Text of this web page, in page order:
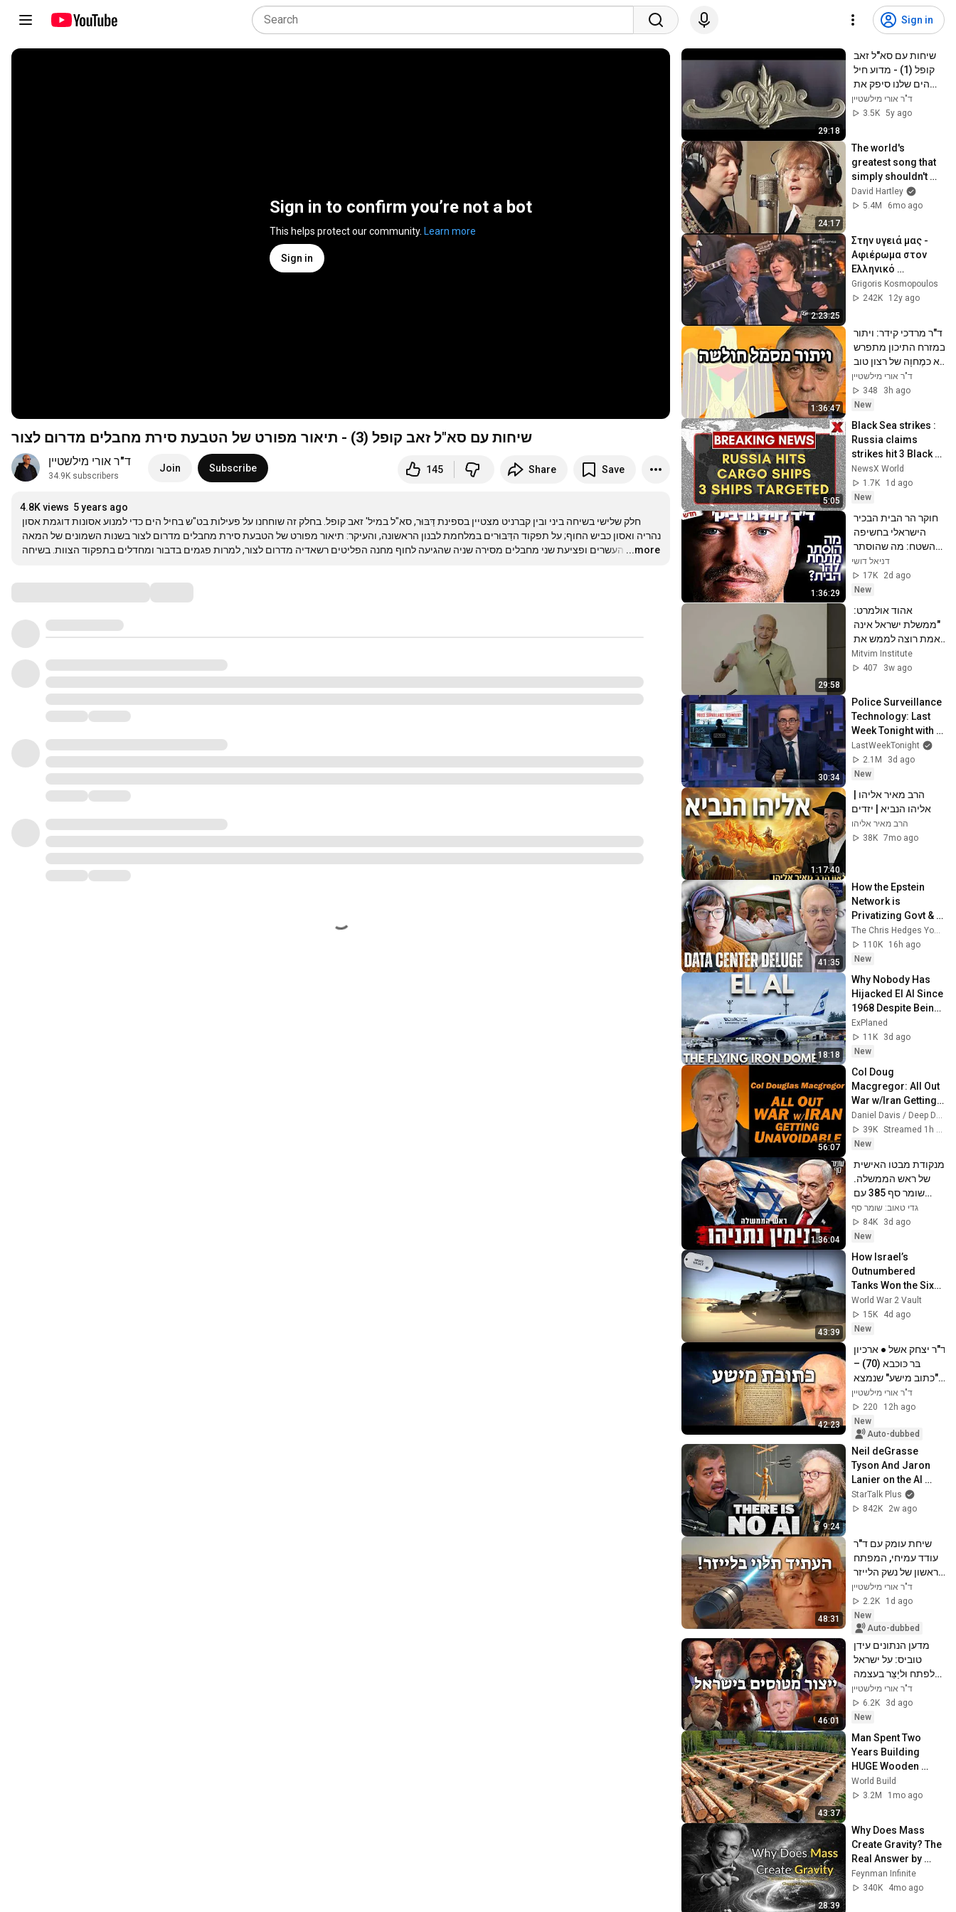
Sign in
Sign in to confirm you’re not a bot
This helps protect our community. Learn more
Sign in
שיחות עם סא"ל זאב קופל (3) - תיאור מפורט של הטבעת סירת מחבלים מדרום לצור
ד"ר אורי מילשטיין
34.9K subscribers
Join Subscribe 145 Share Save
4.8K views 5 years ago
העשרים ופציעת שני מחבלים מסירה שניה שהגיעה לחוף מחנה הפליטים רשאדיה מדרום לצור, למרות פגמים בדבור ומחדלים בתפקוד הצוות. בשיחה …
...more
29:18
שיחות עם סא"ל זאב
קופל (1) - מדוע חיל
הים שלנו סיפק את
הסחורה במלחמת יום
הכיפורים ואחרים
ד"ר אורי מילשטיין
3.5K 5y ago
24:17
The world's
greatest song that
simply shouldn't
exist
David Hartley
5.4M
6mo ago
2:23:25
Στην υγειά μας -
Αφιέρωμα στον
Ελληνικό
Κινηματογράφο
(Alpha 16/11/2013)
Grigoris Κosmopoulos
242K
12y ago
1:36:47
ד"ר מרדכי קידר: ויתור
במזרח התיכון מתפרש
לא כמֶחוָה של רצון טוב
אלא כחולשה וכאות
לכך שאפשר לדרוש
עוד
ד"ר אורי מילשטיין
348
3h ago
New
5:05
Black Sea strikes :
Russia claims
strikes hit 3 Black
Sea cargo ships |
NewsX World
NewsX World
1.7K
1d ago
New
1:36:29
חוקר הר הבית הבכיר
מהשטח: מה שהוסתר
מתחת להר הבית ישנה
את ההיסטוריה
היהודית לתמיד!
דניאל דושי
17K
2d ago
New
29:58
באמת רוצה לממש את
תוכנית 20 הנקודות"Mitvim Institute
407
3w ago
30:34
Police Surveillance
Technology: Last
Week Tonight with
John Oliver (HBO)
LastWeekTonight
2.1M
3d ago
New
1:17:40
אליהו הנביא | יזדים
הרב מאיר אליהו
38K 7mo ago
41:35
How the Epstein
Network is
Privatizing Govt &
Building the
Surveillance
State(w/Whitney
Webb) |TCHR
The Chris Hedges YouTube Channel
110K
16h ago
New
18:18
Why Nobody Has
Hijacked El Al Since
1968 Despite Being
The Most Attacked
Airline On Earth!
ExPlaned
11K
3d ago
New
56:07
Col Doug
Macgregor: All Out
War w/Iran Getting
Unavoidable
Daniel Davis / Deep Dive
39K
Streamed 1h ago
New
1:36:04
מנקודת מבטו האישית
בנימין נתניהו
גדי טאוב: שומר סף
84K
3d ago
New
43:39
How Israel’s
Outnumbered
Tanks Won the Six-
Day War - The Sinai
Showdown
Explained
World War 2 Vault
15K
4d ago
New
42:23
"כתוב מישע" שנמצא
בארכיון חשובה להבנת
הארועים בממלכת
מואב
ד"ר אורי מילשטיין
220
12h ago
New
Auto-dubbed
9:24
Neil deGrasse
Tyson And Jaron
Lanier on the AI
Illusion
StarTalk Plus
842K
2w ago
48:31
שיחת עומק עם ד"ר
הראשון של נשק הלייזר
בישראל, על המאבק
לפיתוחו ועל הצפי
לעתיד
ד"ר אורי מילשטיין
2.2K
1d ago
New
Auto-dubbed
46:01
טוביס: על ישראל
מטוסים חמקניים
מתקדמים מאוד – אף
יותר מ-F35
ד"ר אורי מילשטיין
6.2K
3d ago
New
43:37
Man Spent Two
Years Building
HUGE Wooden
House for his
Family | Start to
World Build
3.2M
1mo ago
28:39
Why Does Mass
Create Gravity? The
Real Answer by
Richard Feynman
Changes Everything
Feynman Infinite
340K
4mo ago